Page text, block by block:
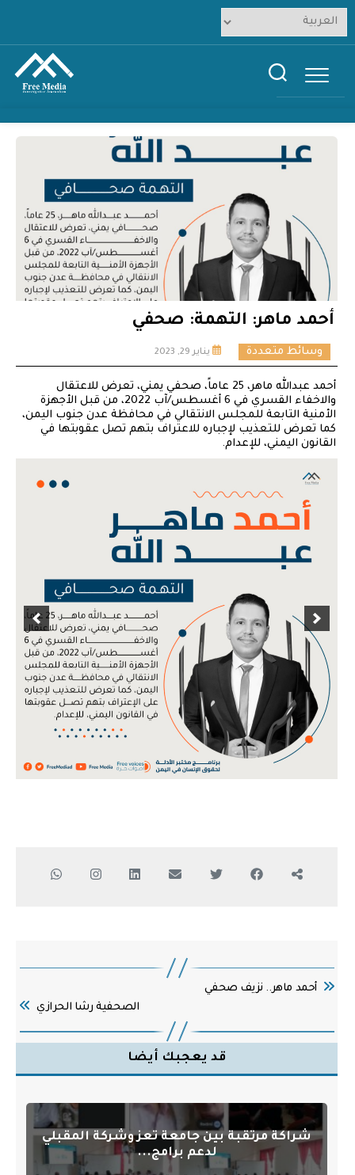
Skip
content
أحمد ماهر: التهمة: صحفي
وسائط متعددة يناير 29, 2023
أحمد عبدالله ماهر، 25 عاماً، صحفي يمني، تعرض للاعتقال
والاخفاء القسري في 6 أغسطس/آب 2022، من قبل الأجهزة
الأمنية التابعة للمجلس الانتقالي في محافظة عدن جنوب اليمن،
كما تعرض للتعذيب لإجباره للاعتراف بتهم تصل عقوبتها في
القانون اليمني، للإعدام.
أحمد ماهر.. نزيف صحفي
الصحفية رشا الحرازي
قد يعجبك أيضا
شراكة مرتقبة بين جامعة تعز وشركة المقبلي
لدعم برامج...